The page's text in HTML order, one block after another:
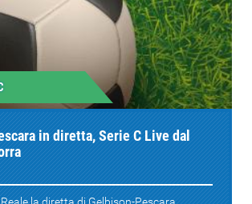
in diretta, Serie C Live dal
la diretta di Gelbison-Pescara